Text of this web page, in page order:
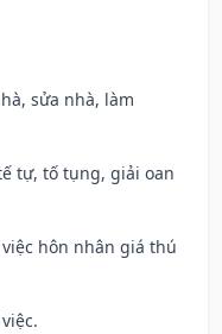
sửa nhà, làm
tự, tố tụng, giải oan
hôn nhân giá thú